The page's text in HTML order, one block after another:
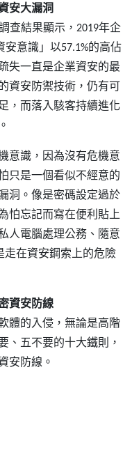
安大漏洞
查結果顯示，2019年企
安意識」以57.1%的高佔
失一直是企業資安的最
資安防禦技術，仍有可
，而落入駭客持續進化
意識，因為沒有危機意
只是一個看似不經意的
洞。像是密碼設定過於
怕忘記而寫在便利貼上
人電腦處理公務、隨意
走在資安鋼索上的危險
資安防線
體的入侵，無論是高階
、五不要的十大鐵則，
安防線。